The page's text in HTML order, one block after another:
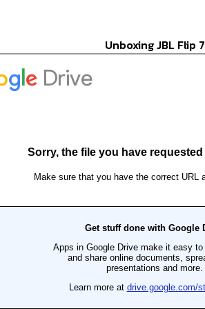
Unboxing JBL Flip 7